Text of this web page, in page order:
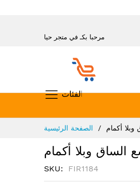
مرحبا بكـ في متجر حيا
تسوق حسب الفئات
الصفحة الرئيسية أكمام
وبلا أكمام
SKU FIR1184